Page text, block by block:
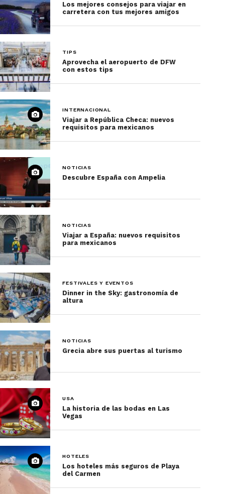
Los mejores consejos para viajar en
carretera con tus mejores amigos
TIPS
Aprovecha el aeropuerto de DFW
con estos tips
INTERNACIONAL
Viajar a República Checa: nuevos
requisitos para mexicanos
NOTICIAS
Descubre España con Ampelia
NOTICIAS
Viajar a España: nuevos requisitos
para mexicanos
FESTIVALES Y EVENTOS
Dinner in the Sky: gastronomía de
altura
NOTICIAS
Grecia abre sus puertas al turismo
USA
La historia de las bodas en Las
Vegas
HOTELES
Los hoteles más seguros de Playa
del Carmen